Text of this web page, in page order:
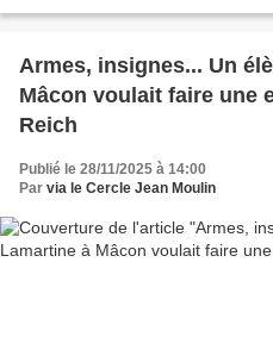
cercle.jean.moulin71@sfr.fr 07
Armes, insignes... Un
Mâcon voulait faire une
Reich
Publié le 28/11/2025 à 14:00
Par via le Cercle Jean Moulin